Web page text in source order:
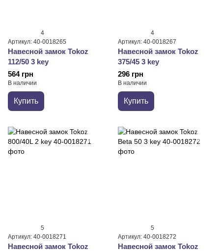
4
Артикул: 40-0018265
Навесной замок Tokoz
112/50 3 key
564 грн
В наличии
Купить
4
Артикул: 40-0018267
Навесной замок Tokoz
375/45 3 key
296 грн
В наличии
Купить
5
Артикул: 40-0018271
Навесной замок Tokoz
5
Артикул: 40-0018272
Навесной замок Tokoz